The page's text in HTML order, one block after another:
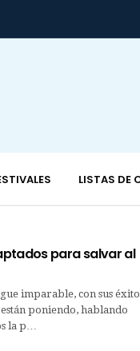
LISTAS DE
para salvar al
imparable, con sus
poniendo, hablando
la p…